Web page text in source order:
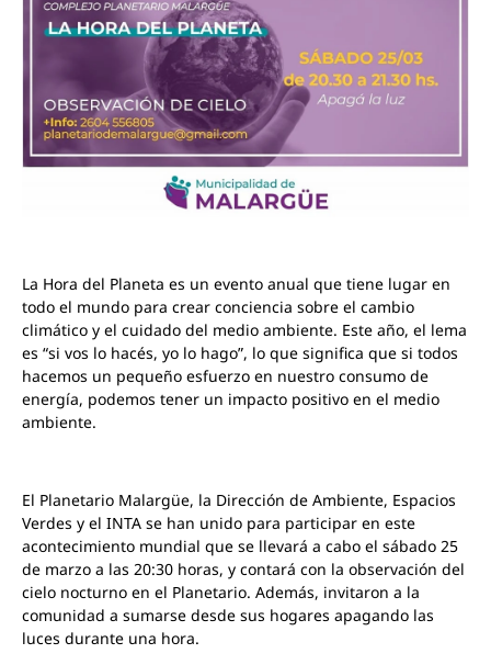
La Hora del Planeta es un evento anual que tiene lugar en
todo el mundo para crear conciencia sobre el cambio
climático y el cuidado del medio ambiente. Este año, el lema
es “si vos lo hacés, yo lo hago”, lo que significa que si todos
hacemos un pequeño esfuerzo en nuestro consumo de
energía, podemos tener un impacto positivo en el medio
ambiente.
El Planetario Malargüe, la Dirección de Ambiente, Espacios
Verdes y el INTA se han unido para participar en este
acontecimiento mundial que se llevará a cabo el sábado 25
de marzo a las 20:30 horas, y contará con la observación del
cielo nocturno en el Planetario. Además, invitaron a la
comunidad a sumarse desde sus hogares apagando las
luces durante una hora.